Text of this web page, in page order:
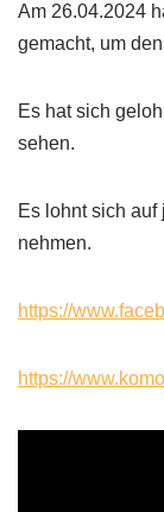
Am 26.04.2024
gemacht, um
Es hat sich
sehen.
Es lohnt sich
nehmen.
https://
https://